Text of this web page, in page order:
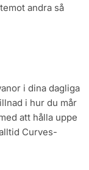
andra så
i dina dagliga
i hur du mår
att hålla uppe
Curves-